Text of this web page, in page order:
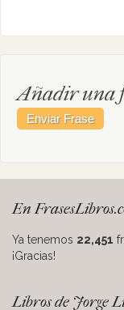
Añadir una
En
Ya tenemos 22,451
¡Gracias!
Libros de Jorge